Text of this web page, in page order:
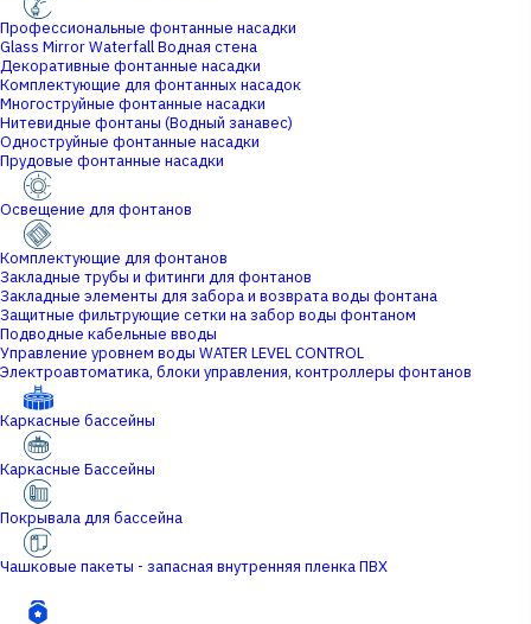
Профессиональные фонтанные насадки
Glass Mirror Waterfall Водная стена
Декоративные фонтанные насадки
Комплектующие для фонтанных насадок
Многоструйные фонтанные насадки
Нитевидные фонтаны (Водный занавес)
Одноструйные фонтанные насадки
Прудовые фонтанные насадки
Освещение для фонтанов
Комплектующие для фонтанов
Закладные трубы и фитинги для фонтанов
Закладные элементы для забора и возврата воды фонтана
Защитные фильтрующие сетки на забор воды фонтаном
Подводные кабельные вводы
Управление уровнем воды WATER LEVEL CONTROL
Электроавтоматика, блоки управления, контроллеры фонтанов
Каркасные бассейны
Каркасные Бассейны
Покрывала для бассейна
Чашковые пакеты - запасная внутренняя пленка ПВХ